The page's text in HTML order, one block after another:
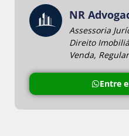
NR
Assessoria
Direito
Venda,
Entre